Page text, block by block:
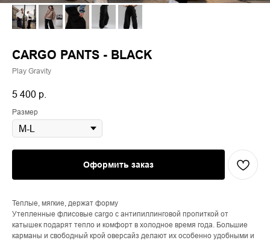
CARGO PANTS - BLACK
Play Gravity
5 400 р.
Размер
Оформить заказ
Теплые, мягкие, держат форму
Утепленные флисовые cargo с антипиллинговой пропиткой от
катышек подарят тепло и комфорт в холодное время года. Большие
карманы и свободный крой оверсайз делают их особенно удобными и